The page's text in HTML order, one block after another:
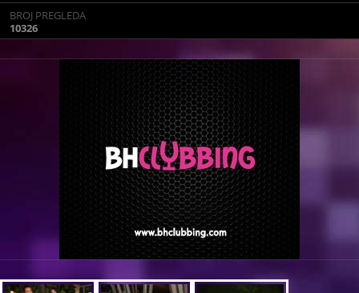
BROJ PREGLEDA
10326
BROJ PREGLEDA
10326